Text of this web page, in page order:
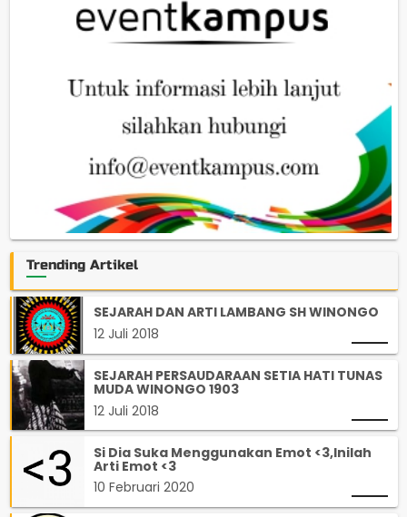
Trending Artikel
SEJARAH DAN ARTI LAMBANG SH WINONGO
12 Juli 2018
SEJARAH PERSAUDARAAN SETIA HATI TUNAS
MUDA WINONGO 1903
12 Juli 2018
Si Dia Suka Menggunakan Emot <3,Inilah
Arti Emot <3
10 Februari 2020